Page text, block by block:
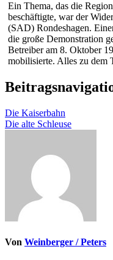
Ein Thema, das die
beschäftigte, war der
(SAD) Rondeshagen.
die große Demonstration
Betreiber am 8. Oktober
mobilisierte. Alles zu dem
Die Kaiserbahn
Die alte Schleuse
Von Weinberger / Peters